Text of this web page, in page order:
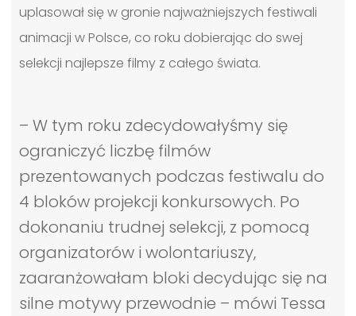
uplasował się w gronie najważniejszych festiwali
animacji w Polsce, co roku dobierając do swej
selekcji najlepsze filmy z całego świata.
– W tym roku zdecydowałyśmy się
ograniczyć liczbę filmów
prezentowanych podczas festiwalu do
4 bloków projekcji konkursowych. Po
dokonaniu trudnej selekcji, z pomocą
organizatorów i wolontariuszy,
zaaranżowałam bloki decydując się na
silne motywy przewodnie – mówi Tessa